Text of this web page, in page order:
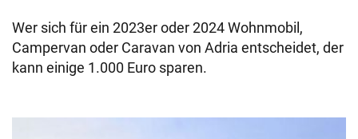
Wer sich für ein 2023er oder 2024 Wohnmobil,
Campervan oder Caravan von Adria entscheidet, der
kann einige 1.000 Euro sparen.